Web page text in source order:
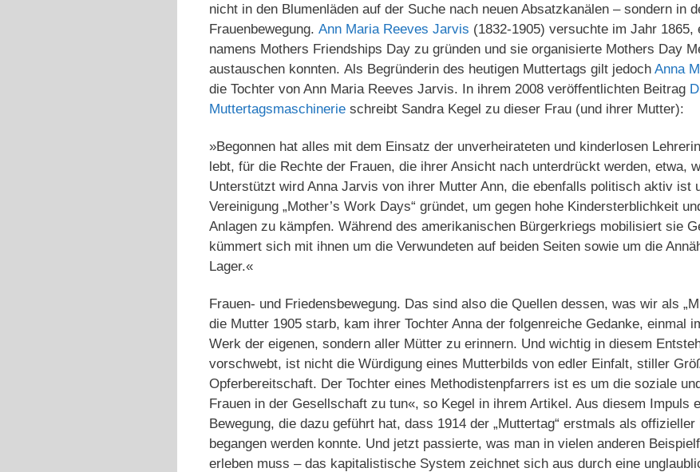
nicht in den Blumenläden auf der Suche nach neuen Absatzkanälen – sondern in
Frauenbewegung. Ann Maria Reeves Jarvis (1832-1905) versuchte im Jahr 1865,
namens Mothers Friendships Day zu gründen und sie organisierte Mothers Day
austauschen konnten. Als Begründerin des heutigen Muttertags gilt jedoch Anna
die Tochter von Ann Maria Reeves Jarvis. In ihrem 2008 veröffentlichten Beitrag
Muttertagsmaschinerie schreibt Sandra Kegel zu dieser Frau (und ihrer Mutter):
»Begonnen hat alles mit dem Einsatz der unverheirateten und kinderlosen
lebt, für die Rechte der Frauen, die ihrer Ansicht nach unterdrückt werden, etwa,
Unterstützt wird Anna Jarvis von ihrer Mutter Ann, die ebenfalls politisch aktiv ist
Vereinigung „Mother’s Work Days“ gründet, um gegen hohe Kindersterblichkeit
Anlagen zu kämpfen. Während des amerikanischen Bürgerkriegs mobilisiert sie
kümmert sich mit ihnen um die Verwundeten auf beiden Seiten sowie um die
Lager.«
Frauen- und Friedensbewegung. Das sind also die Quellen dessen, was wir als
die Mutter 1905 starb, kam ihrer Tochter Anna der folgenreiche Gedanke, einmal
Werk der eigenen, sondern aller Mütter zu erinnern. Und wichtig in diesem
vorschwebt, ist nicht die Würdigung eines Mutterbilds von edler Einfalt, stiller
Opferbereitschaft. Der Tochter eines Methodistenpfarrers ist es um die soziale
Frauen in der Gesellschaft zu tun«, so Kegel in ihrem Artikel. Aus diesem Impuls
Bewegung, die dazu geführt hat, dass 1914 der „Muttertag“ erstmals als
begangen werden konnte. Und jetzt passierte, was man in vielen anderen
erleben muss – das kapitalistische System zeichnet sich aus durch eine